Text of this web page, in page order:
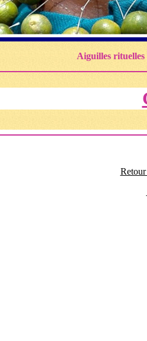
Aiguilles
Retour